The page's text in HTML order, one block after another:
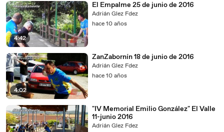
4:42
El Empalme 25 de junio de 2016
Adrián Glez Fdez
hace 10 años
4:02
ZanZabornín 18 de junio de 2016
Adrián Glez Fdez
hace 10 años
"IV Memorial Emilio González" El Valle
11-junio 2016
Adrián Glez Fdez